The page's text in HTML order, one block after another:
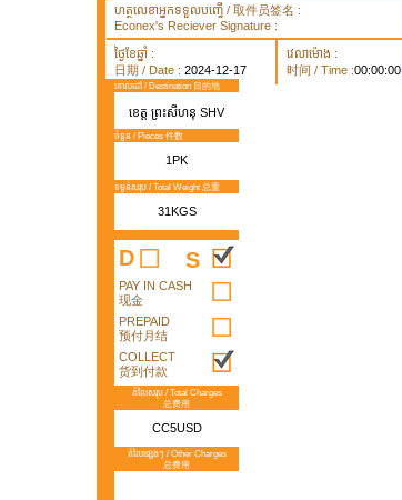
ហត្ថលេខាអ្នកទទួលបញ្ធើ / 取件员签名 :
Econex's Reciever Signature :
ថ្ងៃខែឆ្នាំ :
日期 / Date : 2024-12-17
វេលាម៉ោង :
时间 / Time :00:00:00
គោលដៅ / Destination 目的地
ខេត្ត ព្រះសីហនុ SHV
ចំនួន / Pieces 件数
1PK
ទម្ងន់សរុប / Total Weight 总重
31KGS
D S
PAY IN CASH
现金
PREPAID
预付月结
COLLECT
货到付款
តំលៃសរុប / Total Charges
总费用
CC5USD
តំលៃផ្សេងៗ / Other Charges
总费用